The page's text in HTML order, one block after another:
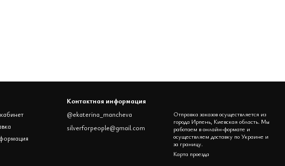
Контактная информация
@ekaterina_mancheva
silverforpeople@gmail.com
Отправка заказов осуществляется из
города Ирпень, Киевская область. Мы
работаем в онлайн-формате и
осуществляем доставку по Украине и
за границу.
Карта проезда